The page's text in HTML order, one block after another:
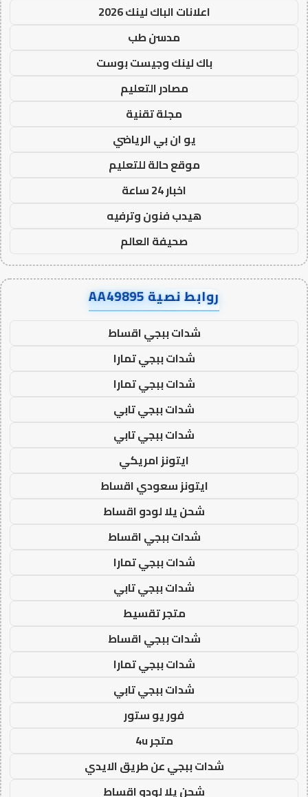
اعلانات الباك لينك 2026
مدسن طب
باك لينك وجيست بوست
مصادر التعليم
مجلة تقنية
يو ان بي الرياضي
موقع حالة للتعليم
اخبار 24 ساعة
هيدب فنون وترفيه
صحيفة العالم
روابط نصية AA49895
شدات ببجي اقساط
شدات ببجي تمارا
شدات ببجي تمارا
شدات ببجي تابي
شدات ببجي تابي
ايتونز امريكي
ايتونز سعودي اقساط
شحن يلا لودو اقساط
شدات ببجي اقساط
شدات ببجي تمارا
شدات ببجي تابي
متجر تقسيط
شدات ببجي اقساط
شدات ببجي تمارا
شدات ببجي تابي
فور يو ستور
متجر 4u
شدات ببجي عن طريق الايدي
شحن يلا لودو اقساط